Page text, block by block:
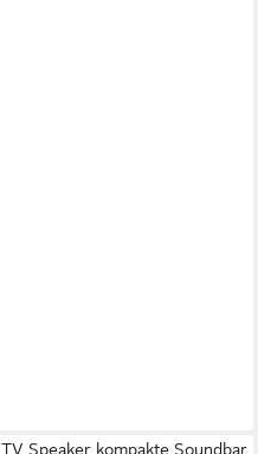
TV Speaker kompakte Soundbar